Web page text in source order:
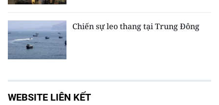
Chiến sự leo thang tại Trung Đông
WEBSITE LIÊN KẾT